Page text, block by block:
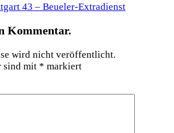
43 – Beueler-Extradienst
Kommentar.
wird nicht veröffentlicht.
sind mit * markiert